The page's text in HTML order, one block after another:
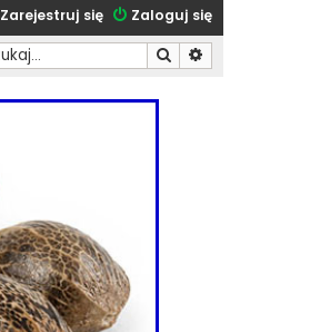
Zaloguj się
Zarejestruj się
Szukaj